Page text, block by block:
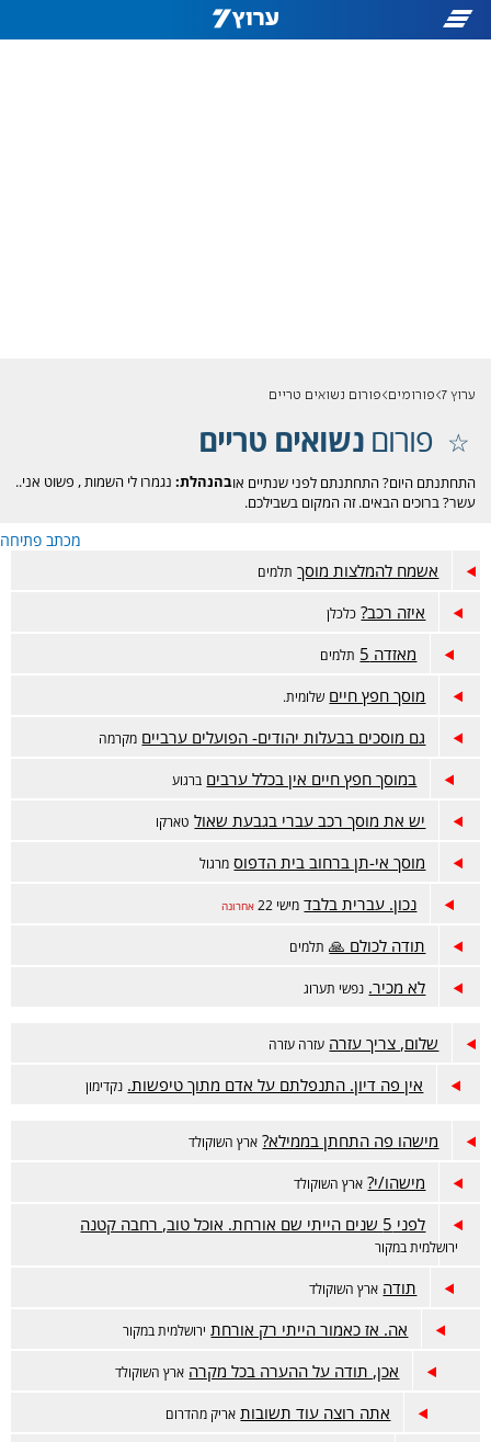
ערוץ 7 פורומים פורום נשואים טריים
פורוםנשואים טריים
בהנהלת: נגמרו לי השמות, פשוט אני..
התחתנתם היום? התחתנתם לפני שנתיים או
עשר? ברוכים הבאים. זה המקום בשבילכם.
מכתב פתיחה
אשמח להמלצות מוסך תלמים
איזה רכב? כלכלן
מאזדה 5 תלמים
מוסך חפץ חיים שלומית.
גם מוסכים בבעלות יהודים- הפועלים ערביים מקרמה
במוסך חפץ חיים אין בכלל ערבים ברגוע
יש את מוסך רכב עברי בגבעת שאול טארקו
מוסך אי-תן ברחוב בית הדפוס מרגול
נכון. עברית בלבד מישי 22 אחרונה
תודה לכולם 🙏 תלמים
לא מכיר. נפשי תערוג
שלום, צריך עזרה עזרה עזרה
אין פה דיון. התנפלתם על אדם מתוך טיפשות. נקדימון
מישהו פה התחתן בממילא? ארץ השוקולד
מישהו/י? ארץ השוקולד
לפני 5 שנים הייתי שם אורחת. אוכל טוב, רחבה קטנה
ירושלמית במקור
תודה ארץ השוקולד
אה. אז כאמור הייתי רק אורחת ירושלמית במקור
אכן, תודה על ההערה בכל מקרה ארץ השוקולד
אתה רוצה עוד תשובות אריק מהדרום